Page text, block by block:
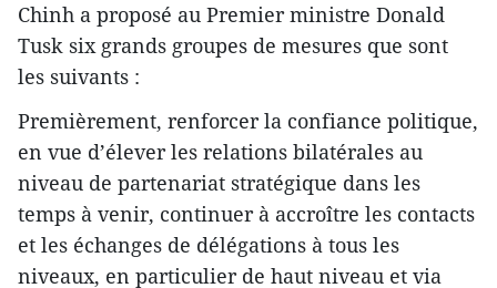
Chinh a proposé au Premier ministre Donald
Tusk six grands groupes de mesures que sont
les suivants :
Premièrement, renforcer la confiance politique,
en vue d’élever les relations bilatérales au
niveau de partenariat stratégique dans les
temps à venir, continuer à accroître les contacts
et les échanges de délégations à tous les
niveaux, en particulier de haut niveau et via